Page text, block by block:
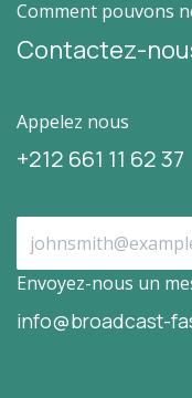
Comment pouvons
Contactez-
Appelez nous
+212 661 11 62 37
Envoyez-nous un
info@broadcast-